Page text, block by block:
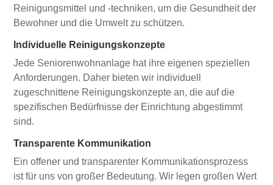
Reinigungsmittel und -techniken, um die Gesundheit der
Bewohner und die Umwelt zu schützen.
Individuelle Reinigungskonzepte
Jede Seniorenwohnanlage hat ihre eigenen speziellen
Anforderungen. Daher bieten wir individuell
zugeschnittene Reinigungskonzepte an, die auf die
spezifischen Bedürfnisse der Einrichtung abgestimmt
sind.
Transparente Kommunikation
Ein offener und transparenter Kommunikationsprozess
ist für uns von großer Bedeutung. Wir legen großen Wert